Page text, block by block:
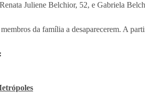
Juliene Belchior, 52, e Gabriela
da família a desaparecerem. A